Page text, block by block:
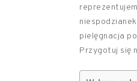
pielęgnacja
Przygotuj się